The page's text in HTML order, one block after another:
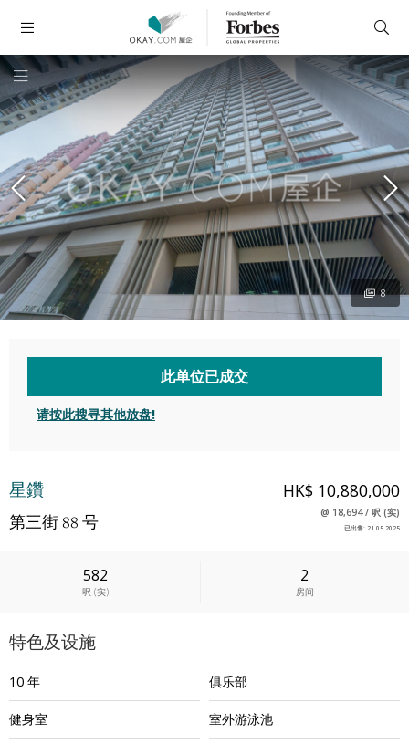
星鑽
第三街 88 号
HK$ 10,880,000
@ 18,694/ 呎 (实)
已出售: 21.05.2025
582
呎 (实)
2
房间
此单位已成交
请按此搜寻其他放盘!
8
特色及设施
10 年 俱乐部
健身室 室外游泳池